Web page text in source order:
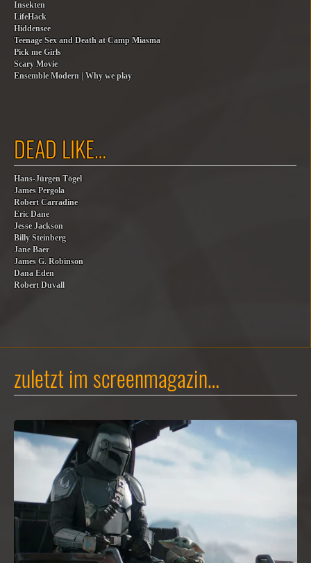
Insekten
LifeHack
Hiddensee
Teenage Sex and Death at Camp Miasma
Pick me Girls
Scary Movie
Ensemble Modern | Why we play
DEAD LIKE…
Hans-Jürgen Tögel
James Pergola
Robert Carradine
Eric Dane
Jesse Jackson
Billy Steinberg
Jane Baer
James G. Robinson
Dana Eden
Robert Duvall
zuletzt im screenmagazin…